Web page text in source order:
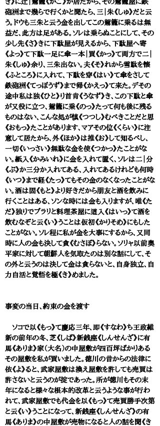
き》に辻｜駕籠《かご》が居たから、その駕籠屋に鉄
砲洲まで幾らで行くかと聞たら、三｜朱《しゅ》だと云
う。ドウも三朱と云う金を出してこの駕籠に乗るは無
益だ、此方は足がある。ソレは乗らぬことにして、その
少し先《さ》きに下駄屋が見えるから、下駄屋へ寄
《よっ》て下駄一足に傘一本｜買《かっ》て両方で二｜
朱《しゅ》余り、三朱出ない。夫《そ》れから雪駄を懐
《ふところ》に入れて、下駄を穿《はい》て傘をさして
鉄砲洲《てっぽうず》まで帰《かえっ》て来た。デその
途中私は独《ひと》り首肯《うなず》き、この下駄と傘
が又役に立つ、駕籠に乗《のっ》たって何も後に残る
ものはない、こんな処が慎《つつし》むべきことだと思
《おもっ》たことがあります、マアその位《くらい》に注
意して居たから、外《ほか》は推《お》して知るべし、
一切《いっさい》無駄な金を使《つかっ》たことがな
い。紙入《かみいれ》に金を入れて置く、ソレは二｜分
《ぶ》か三分か入れてある、入れてあるけれども何時
《いつ》まで経《たっ》てもその金のなくなったことがな
い。酒は固《もと》より好きだから朋友と酒を飲みに
行くことはある、ソンな時には金も入りますが、唯《た
だ》独りでブラリと料理茶屋に這入《はいっ》て酒を
飲むなぞと云《い》うことは仮初《かりそめ》にもした
ことがない。ソレ程に私が金を大事にするから、又同
時に人の金も決して貪《むさぼ》らない。ソリャ以前奥
平家に対して朝鮮人を気取たのは別な話にして、そ
の外と云うのは決して金は貪らないと、自身独立、自
力自活と覚悟を極《き》めました。
事変の当日、約束の金を渡す
ソコで以《もっ》て慶応三年、即《すなわ》ち王政維
新の前年の冬、芝《しば》新銭座《しんせんざ》に有
馬《ありま》家（大名）の中屋敷が四百坪ばかりある
その屋敷を私が買いました。徳川の昔からの法律に
依《よ》ると、武家屋敷は換え屋敷を許しても売買は
許さないと云うのが掟であった。所が徳川もその末
年になると様々な根本的改革と云うような事が行わ
れて、武家屋敷でも代金を以《もっ》て売買勝手次第
と云《い》うことになって、新銭座《しんせんざ》の有
馬《ありま》の中屋敷が売物になると人の話を聞《き